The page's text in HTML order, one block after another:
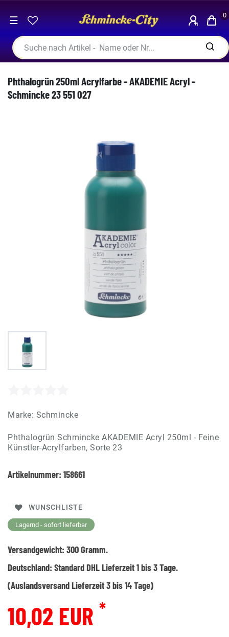
☰ 0
Phthalogrün 250ml Acrylfarbe - AKADEMIE Acryl -
Schmincke 23 551 027
Marke: Schmincke
Phthalogrün Schmincke AKADEMIE Acryl 250ml - Feine
Künstler-Acrylfarben, Sorte 23
Artikelnummer: 158661
WUNSCHLISTE
Lagernd - sofort lieferbar
Versandgewicht: 300Gramm.
Deutschland: Standard DHL Lieferzeit 1 bis 3 Tage.
(Auslandsversand Lieferzeit 3 bis 14 Tage)
10,02 EUR *